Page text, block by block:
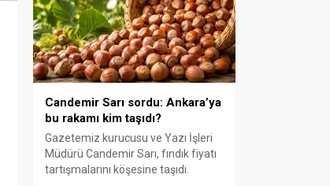
Candemir Sarı sordu: Ankara’ya
bu rakamı kim taşıdı?
Gazetemiz kurucusu ve Yazı İşleri
Müdürü Candemir Sarı, fındık fiyatı
tartışmalarını köşesine taşıdı.